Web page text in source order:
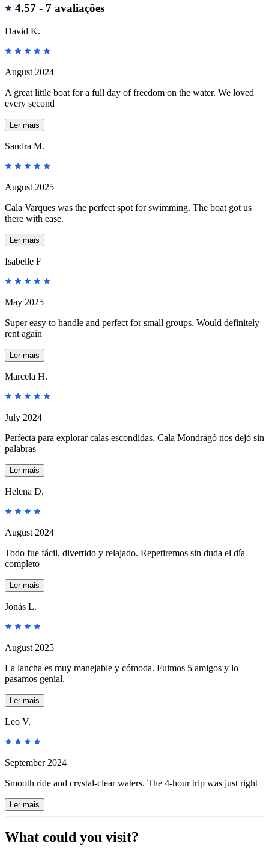
Avaliações
4.57 - 7 avaliações
David K.
August 2024
A great little boat for a full day of freedom on the water. We loved
every second
Ler mais
Sandra M.
August 2025
Cala Varques was the perfect spot for swimming. The boat got us
there with ease.
Ler mais
Isabelle F
May 2025
Super easy to handle and perfect for small groups. Would definitely
rent again
Ler mais
Marcela H.
July 2024
Perfecta para explorar calas escondidas. Cala Mondragó nos dejó sin
palabras
Ler mais
Helena D.
August 2024
Todo fue fácil, divertido y relajado. Repetiremos sin duda el día
completo
Ler mais
Jonás L.
August 2025
La lancha es muy manejable y cómoda. Fuimos 5 amigos y lo
pasamos genial.
Ler mais
Leo V.
September 2024
Smooth ride and crystal-clear waters. The 4-hour trip was just right
Ler mais
What could you visit?